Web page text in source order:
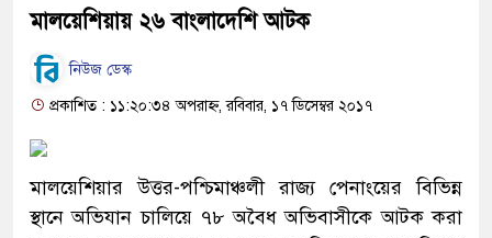
মালয়েশিয়ায় ২৬ বাংলাদেশি আটক
নিউজ ডেস্ক
প্রকাশিত : ১১:২০:৩৪ অপরাহ্ন, রবিবার, ১৭ ডিসেম্বর ২০১৭
মালয়েশিয়ার উত্তর-পশ্চিমাঞ্চলী রাজ্য পেনাংয়ের বিভিন্ন
স্থানে অভিযান চালিয়ে ৭৮ অবৈধ অভিবাসীকে আটক করা